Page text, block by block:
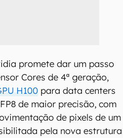
promete dar um passo
Cores de 4ª geração,
H100 para data centers
de maior precisão, com
de pixels de um
pela nova estrutura